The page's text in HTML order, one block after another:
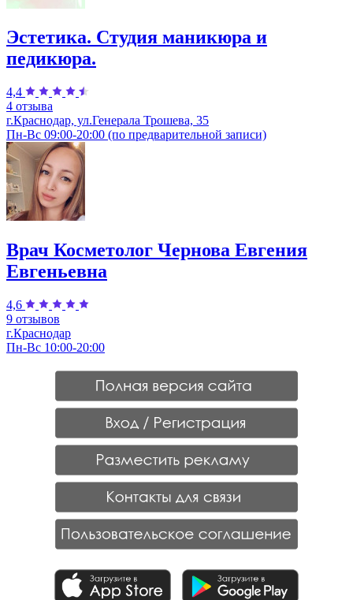
Эстетика. Студия маникюра и
педикюра.
4,4
4 отзыва
г.Краснодар, ул.Генерала Трошева, 35
Пн-Вс 09:00-20:00 (по предварительной записи)
Врач Косметолог Чернова Евгения
Евгеньевна
4,6
9 отзывов
г.Краснодар
Пн-Вс 10:00-20:00